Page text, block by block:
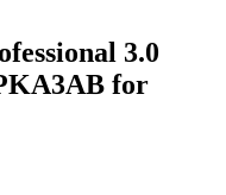
3.0
for